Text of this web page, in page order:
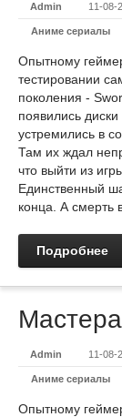
Admin 11-08-
Аниме сериалы
Опытному
тестировании
поколения -
появились
устремились в
Там их ждал
что выйти из
Единственный
конца. А смерть
Подробнее
Admin 11-08-
Аниме сериалы
Опытному